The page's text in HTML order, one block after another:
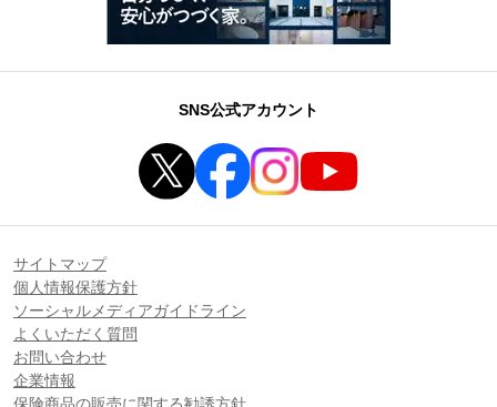
SNS公式アカウント
サイトマップ
個人情報保護方針
ソーシャルメディアガイドライン
よくいただく質問
お問い合わせ
企業情報